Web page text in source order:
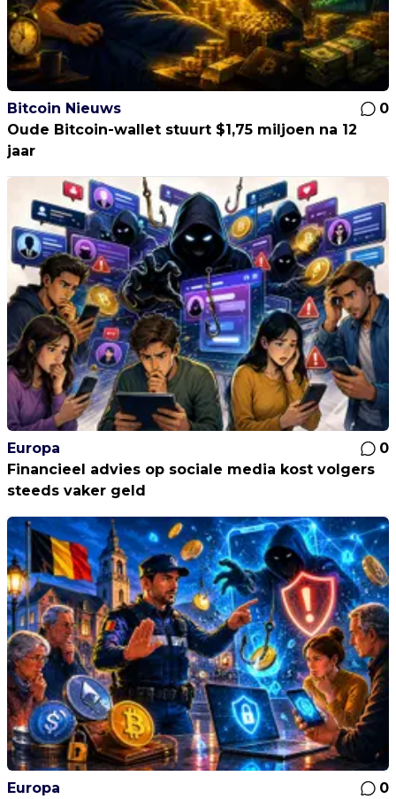
Bitcoin Nieuws
0
Oude Bitcoin-wallet stuurt $1,75 miljoen na 12
jaar
Europa
0
Financieel advies op sociale media kost volgers
steeds vaker geld
Europa
0